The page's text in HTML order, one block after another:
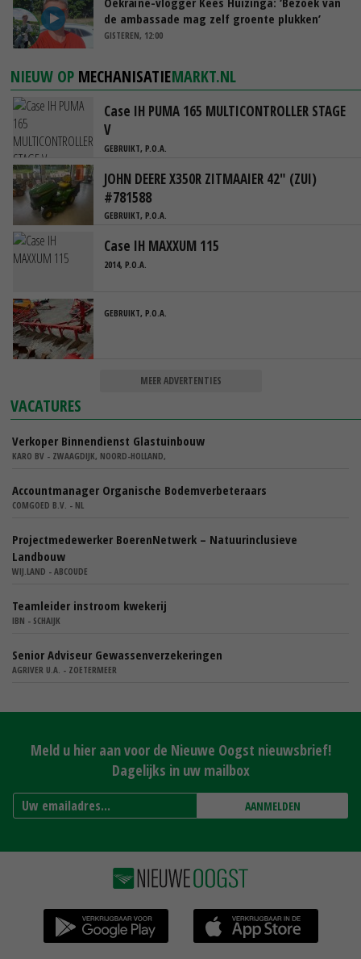
de ambassade mag zelf groente plukken’
GISTEREN, 12:00
NIEUW OP MECHANISATIEMARKT.NL
Case IH PUMA 165 MULTICONTROLLER STAGE
V
GEBRUIKT, P.O.A.
JOHN DEERE X350R ZITMAAIER 42" (ZUI)
#781588
GEBRUIKT, P.O.A.
Case IH MAXXUM 115
2014, P.O.A.
GEBRUIKT, P.O.A.
MEER ADVERTENTIES
VACATURES
Verkoper Binnendienst Glastuinbouw
KARO BV - ZWAAGDIJK, NOORD-HOLLAND,
Accountmanager Organische Bodemverbeteraars
COMGOED B.V. - NL
Projectmedewerker BoerenNetwerk – Natuurinclusieve
Landbouw
WIJ.LAND - ABCOUDE
Teamleider instroom kwekerij
IBN - SCHAIJK
Senior Adviseur Gewassenverzekeringen
AGRIVER U.A. - ZOETERMEER
Meld u hier aan voor de Nieuwe Oogst nieuwsbrief!
Dagelijks in uw mailbox
AANMELDEN